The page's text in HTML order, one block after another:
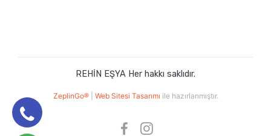
REHİN EŞYA Her hakkı saklıdır.
ZeplinGo® Web Sitesi Tasarımı ile hazırlanmıştır.